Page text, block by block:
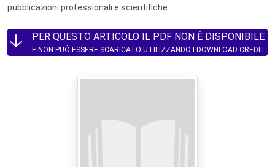
pubblicazioni professionali e scientifiche.
PER QUESTO ARTICOLO IL PDF NON È DISPONIBILE
E NON PUÒ ESSERE SCARICATO UTILIZZANDO I DOWNLOAD CREDIT